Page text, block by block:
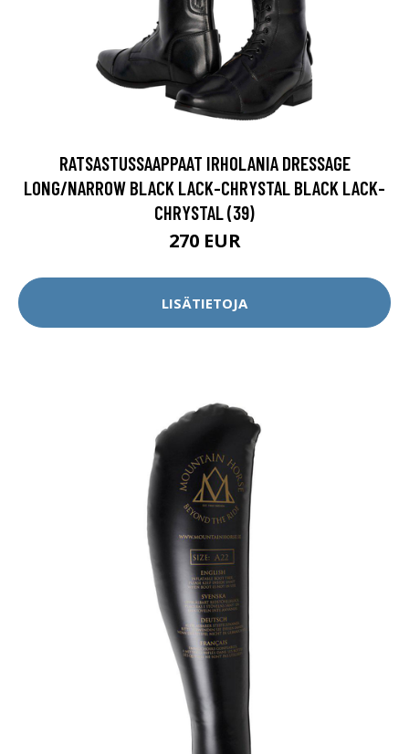
RATSASTUSSAAPPAAT IRHOLANIA DRESSAGE
LONG/NARROW BLACK LACK-CHRYSTAL BLACK LACK-
CHRYSTAL (39)
270 EUR
LISÄTIETOJA